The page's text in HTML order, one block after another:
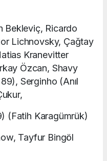
Bekleviç, Ricardo
Lichnovsky, Çağtay
Kranevitter
Özcan, Shavy
Serginho (Anıl
(Fatih Karagümrük)
Tayfur Bingöl